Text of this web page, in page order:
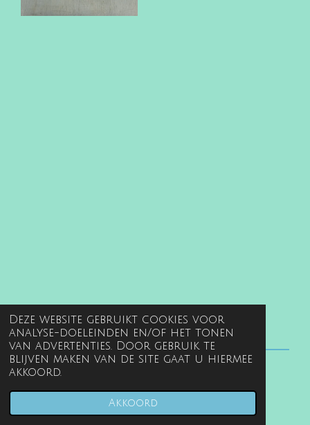
Deze website gebruikt cookies voor
analyse-doeleinden en/of het tonen
van advertenties. Door gebruik te
blijven maken van de site gaat u hiermee
akkoord.
Akkoord
© 2022 - 2026 www.gentille.nl
JouwWeb